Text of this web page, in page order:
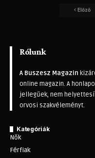
Előző
Rólunk
A Buszesz Magazin
online magazin. A
jellegűek, nem
orvosi szakvéleményt.
Kategóriák
Nők
Férfiak